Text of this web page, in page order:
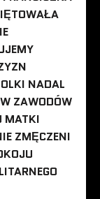
NADAL
ZAWODÓW
MATKI
ZMĘCZENI